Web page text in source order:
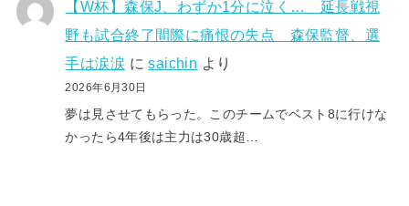
【W杯】森保J、わずか1分に泣く… 延長戦視
野も試合終了間際に痛恨の失点 森保監督、選
手は涙涙 にsaichin より
2026年6月30日
夢は見させてもらった。このチームでベスト8に行けな
かったら4年後は主力は30歳超…